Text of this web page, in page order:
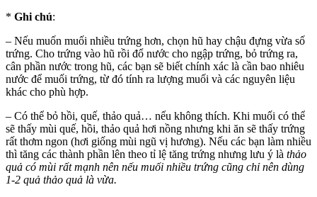
* Ghi chú:
– Nếu muốn muối nhiều trứng hơn, chọn hũ hay chậu đựng vừa số
trứng. Cho trứng vào hũ rồi đổ nước cho ngập trứng, bỏ trứng ra,
cân phần nước trong hũ, các bạn sẽ biết chính xác là cần bao nhiêu
nước để muối trứng, từ đó tính ra lượng muối và các nguyên liệu
khác cho phù hợp.
– Có thể bỏ hồi, quế, thảo quả… nếu không thích. Khi muối có thể
sẽ thấy mùi quế, hồi, thảo quả hơi nồng nhưng khi ăn sẽ thấy trứng
rất thơm ngon (hơi giống mùi ngũ vị hương). Nếu các bạn làm nhiều
thì tăng các thành phần lên theo tỉ lệ tăng trứng nhưng lưu ý là thảo
quả có mùi rất mạnh nên nếu muối nhiều trứng cũng chỉ nên dùng
1-2 quả thảo quả là vừa.